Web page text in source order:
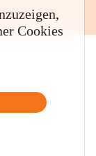
Cookies